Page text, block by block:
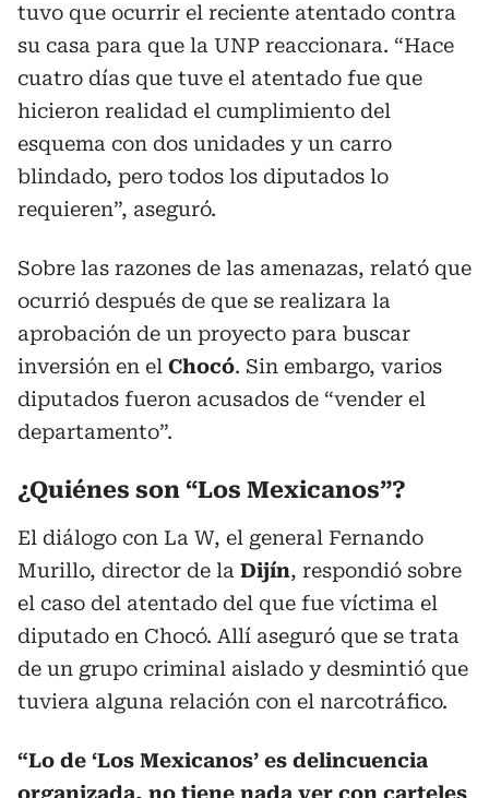
tuvo que ocurrir el reciente atentado contra
su casa para que la UNP reaccionara. “Hace
cuatro días que tuve el atentado fue que
hicieron realidad el cumplimiento del
esquema con dos unidades y un carro
blindado, pero todos los diputados lo
requieren”, aseguró.
Sobre las razones de las amenazas, relató que
ocurrió después de que se realizara la
aprobación de un proyecto para buscar
inversión en el Chocó. Sin embargo, varios
diputados fueron acusados de “vender el
departamento”.
¿Quiénes son “Los Mexicanos”?
El diálogo con La W, el general Fernando
Murillo, director de la Dijín, respondió sobre
el caso del atentado del que fue víctima el
diputado en Chocó. Allí aseguró que se trata
de un grupo criminal aislado y desmintió que
tuviera alguna relación con el narcotráfico.
“Lo de ‘Los Mexicanos’ es delincuencia
organizada, no tiene nada ver con carteles